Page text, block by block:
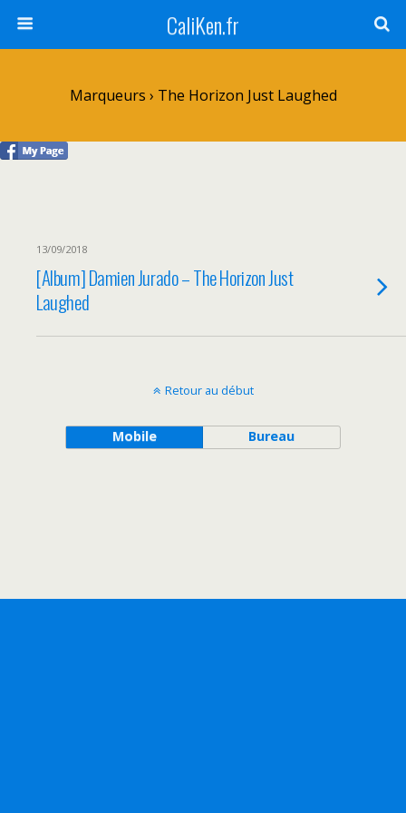
CaliKen.fr
Marqueurs › The Horizon Just Laughed
13/09/2018
[Album] Damien Jurado – The Horizon Just
Laughed
Retour au début
Mobile Bureau